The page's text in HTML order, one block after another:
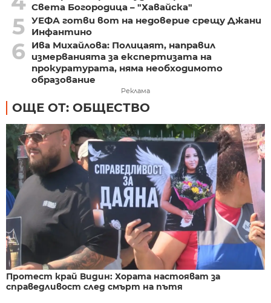
Света Богородица – "Хавайска"
5 УЕФА готви вот на недоверие срещу Джани
Инфантино
6
Ива Михайлова: Полицаят, направил
измерванията за експертизата на
прокуратурата, няма необходимото
образование
Реклама
ОЩЕ ОТ: ОБЩЕСТВО
Протест край Видин: Хората настояват за
справедливост след смърт на пътя